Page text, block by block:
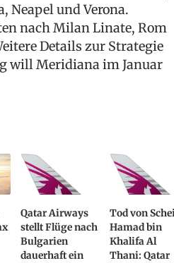
Neapel und Verona.
nach Milan Linate, Rom
Details zur Strategie
will Meridiana im Januar
Qatar Airways
stellt Flüge nach
Bulgarien
dauerhaft ein
Tod von
Hamad bin
Khalifa Al
Thani: Qatar